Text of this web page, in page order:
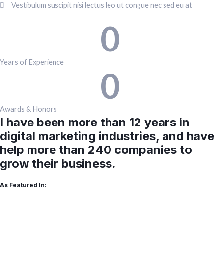
Vestibulum suscipit nisi lectus leo ut congue nec sed eu at
0
Years of Experience
0
Awards & Honors
I have been more than 12 years in
digital marketing industries, and have
help more than 240 companies to
grow their business.
As Featured In: